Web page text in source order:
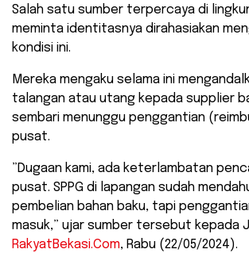
​Salah satu sumber terpercaya di
meminta identitasnya dirahasiakan
kondisi ini.
Mereka mengaku selama ini
talangan atau utang kepada supplier
sembari menunggu penggantian
pusat.
​”Dugaan kami, ada keterlambatan
pusat. SPPG di lapangan sudah
pembelian bahan baku, tapi
masuk,” ujar sumber tersebut kepada
RakyatBekasi.Com, Rabu (22/05/2024).